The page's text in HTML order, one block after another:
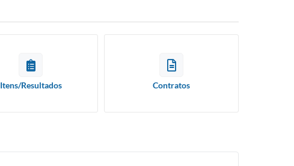
Itens/Resultados Contratos